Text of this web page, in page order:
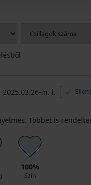
2025.03.26-in. l.
Többet is
100%
Szín